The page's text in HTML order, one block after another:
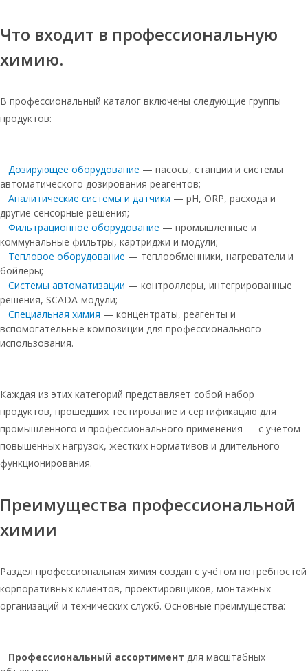
систем очистки воды
Руссоль таблетированная 25 кг
Соль таблетированная 25 кг мозырь
Соль таблетированная руссоль 25кг
Руссоль 25 кг
Соль для системы очистки воды
Соль таблетированная для
водоочистки
Соль для фильтров таблетированная
25 кг
Руссоль мешок 25 кг
Соль таблетированная для
водоочистки 10 кг
Таблетированная соль мозырьсоль
Соль таблетированная для
водоочистки 25 кг
Соль для очистки воды
таблетированная в мешках
Соль таблетированная оптом
кг
Что входит в профессиональную
химию.
В профессиональный каталог включены следующие группы
продуктов:
Дозирующее оборудование — насосы, станции и системы
автоматического дозирования реагентов;
Аналитические системы и датчики — pH, ORP, расхода и
другие сенсорные решения;
Фильтрационное оборудование — промышленные и
коммунальные фильтры, картриджи и модули;
Тепловое оборудование — теплообменники, нагреватели и
бойлеры;
Системы автоматизации — контроллеры, интегрированные
решения, SCADA-модули;
Специальная химия — концентраты, реагенты и
вспомогательные композиции для профессионального
использования.
Каждая из этих категорий представляет собой набор
продуктов, прошедших тестирование и сертификацию для
промышленного и профессионального применения — с учётом
повышенных нагрузок, жёстких нормативов и длительного
функционирования.
Преимущества профессиональной
химии
Раздел профессиональная химия создан с учётом потребностей
корпоративных клиентов, проектировщиков, монтажных
организаций и технических служб. Основные преимущества:
Профессиональный ассортимент для масштабных